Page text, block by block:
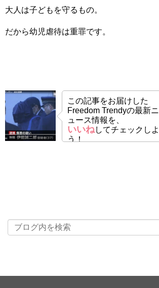
大人は子どもを守るもの。
だから幼児虐待は重罪です。
この記事をお届けした
Freedom Trendyの最新ニ
ュース情報を、
いいねしてチェックしよ
う！